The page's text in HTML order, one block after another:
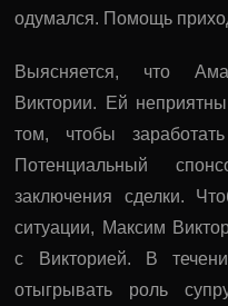
одумался. Помощь
Выясняется, что
Виктории. Ей
том, чтобы
Потенциальный
заключения сделки.
ситуации, Максим
с Викторией. В
отыгрывать роль